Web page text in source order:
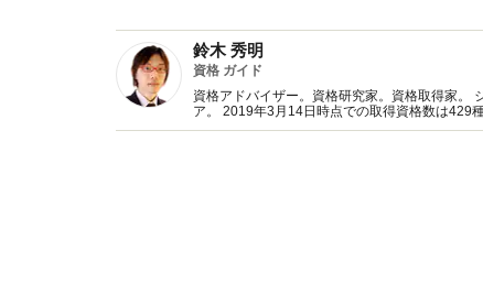
鈴木 秀明
資格 ガイド
資格アドバイザー。資格研究家。資格取得家。
ア。 2019年3月14日時点での取得資格数は429
ア出演実績は250件以上。